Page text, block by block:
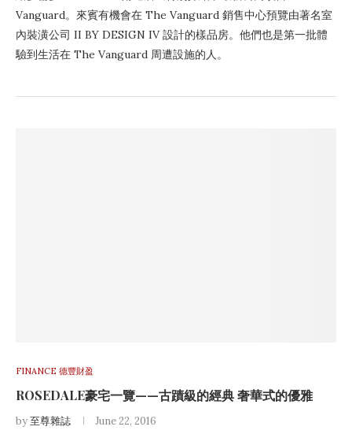
Vanguard。來賓有機會在 The Vanguard 銷售中心預覽由著名室
內裝潢公司 II BY DESIGN IV 設計的樣品房。他們也是第一批體
驗到生活在 The Vanguard 周遭設施的人。
FINANCE 德豐財盈
ROSEDALE豪宅一覽——古蹟級的經典 奢華式的優雅
by至尊雜誌 June 22, 2016